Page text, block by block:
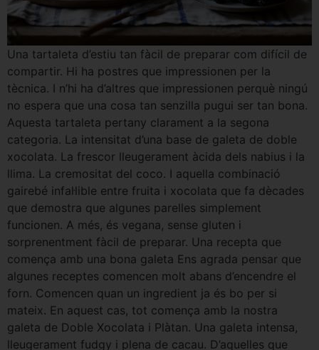
Una tartaleta d’estiu tan fàcil de preparar com difícil de
compartir. Hi ha postres que impressionen per la
tècnica. I n’hi ha d’altres que impressionen perquè ningú
no espera que una cosa tan senzilla pugui ser tan bona.
Aquesta tartaleta pertany clarament a la segona
categoria. La intensitat d’una base de galeta de doble
xocolata. La frescor lleugerament àcida dels nabius i la
llima. La cremositat del coco. I aquella combinació
gairebé infal·lible entre fruita i xocolata que fa dècades
que demostra que algunes parelles simplement
funcionen. A més, és vegana, sense gluten i
sorprenentment fàcil de preparar. Una recepta que
comença amb una bona galeta Ens agrada pensar que
algunes receptes comencen molt abans d’encendre el
forn. Comencen quan un ingredient ja és bo per si
mateix. En aquest cas, tot comença amb la nostra
galeta de Doble Xocolata i Plàtan. Una galeta intensa,
lleugerament fudgy i plena de cacau. D’aquelles que